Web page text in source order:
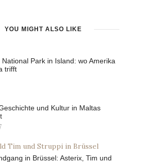
YOU MIGHT ALSO LIKE
Park in Island: wo Amerika
trifft
und Kultur in Maltas
in Brüssel: Asterix, Tim und